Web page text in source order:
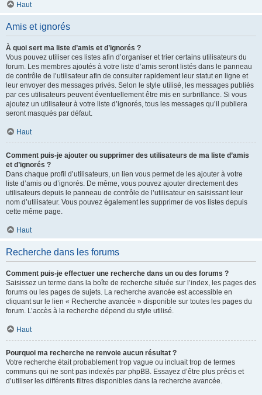
Haut
Amis et ignorés
À quoi sert ma liste d’amis et d’ignorés ?
Vous pouvez utiliser ces listes afin d’organiser et trier certains utilisateurs du
forum. Les membres ajoutés à votre liste d’amis seront listés dans le panneau
de contrôle de l’utilisateur afin de consulter rapidement leur statut en ligne et
leur envoyer des messages privés. Selon le style utilisé, les messages publiés
par ces utilisateurs peuvent éventuellement être mis en surbrillance. Si vous
ajoutez un utilisateur à votre liste d’ignorés, tous les messages qu’il publiera
seront masqués par défaut.
Haut
Comment puis-je ajouter ou supprimer des utilisateurs de ma liste d’amis
et d’ignorés ?
Dans chaque profil d’utilisateurs, un lien vous permet de les ajouter à votre
liste d’amis ou d’ignorés. De même, vous pouvez ajouter directement des
utilisateurs depuis le panneau de contrôle de l’utilisateur en saisissant leur
nom d’utilisateur. Vous pouvez également les supprimer de vos listes depuis
cette même page.
Haut
Recherche dans les forums
Comment puis-je effectuer une recherche dans un ou des forums ?
Saisissez un terme dans la boîte de recherche située sur l’index, les pages des
forums ou les pages de sujets. La recherche avancée est accessible en
cliquant sur le lien « Recherche avancée » disponible sur toutes les pages du
forum. L’accès à la recherche dépend du style utilisé.
Haut
Pourquoi ma recherche ne renvoie aucun résultat ?
Votre recherche était probablement trop vague ou incluait trop de termes
communs qui ne sont pas indexés par phpBB. Essayez d’être plus précis et
d’utiliser les différents filtres disponibles dans la recherche avancée.